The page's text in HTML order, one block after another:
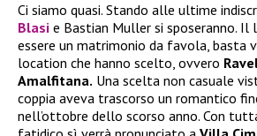
Ci siamo quasi. Stando alle ultime
Blasi e Bastian Muller si sposeranno.
essere un matrimonio da favola, basta
location che hanno scelto, ovvero
Amalfitana. Una scelta non casuale
coppia aveva trascorso un romantico
nell’ottobre dello scorso anno. Con